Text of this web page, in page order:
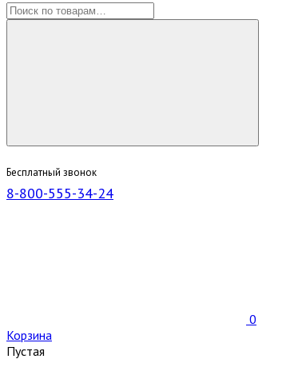
Бесплатный звонок
8-800-555-34-24
0
Корзина
Пустая